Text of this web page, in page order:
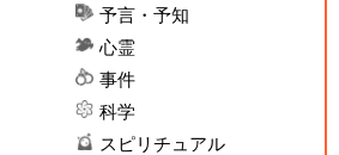
予言・予知
心霊
事件
科学
スピリチュアル